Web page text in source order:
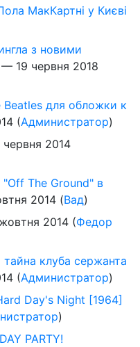
МакКартні у Києві
з новими
— 19 червня 2018
для обложки к
(Администратор)
червня 2014
The Ground" в
2014 (Вад)
2014 (Федор
клуба сержанта
(Администратор)
Day's Night [1964]
)
PARTY!